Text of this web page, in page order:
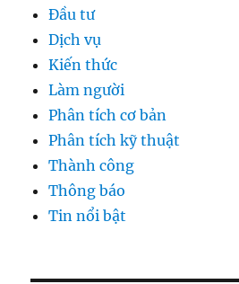
Đầu tư
Dịch vụ
Kiến thức
Làm người
Phân tích cơ bản
Phân tích kỹ thuật
Thành công
Thông báo
Tin nổi bật